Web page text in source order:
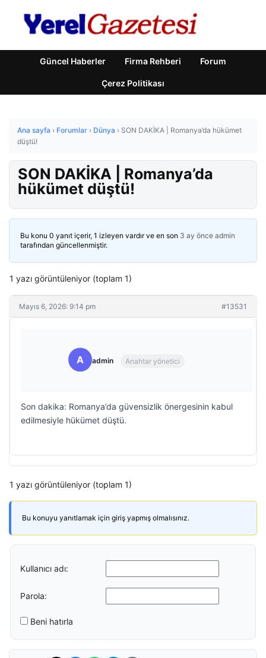
Güncel Haberler Firma Rehberi Forum
Çerez Politikası
Ana sayfa › Forumlar › Dünya › SON DAKİKA | Romanya’da hükümet
düştü!
SON DAKİKA | Romanya’da
hükümet düştü!
Bu konu 0 yanıt içerir, 1 izleyen vardır ve en son 3 ay önce admin
tarafından güncellenmiştir.
1 yazı görüntüleniyor (toplam 1)
Mayıs 6, 2026: 9:14 pm #13531
A admin Anahtar yönetici
Son dakika: Romanya’da güvensizlik önergesinin kabul
edilmesiyle hükümet düştü.
1 yazı görüntüleniyor (toplam 1)
Bu konuyu yanıtlamak için giriş yapmış olmalısınız.
Kullanıcı adı:
Parola:
Beni hatırla